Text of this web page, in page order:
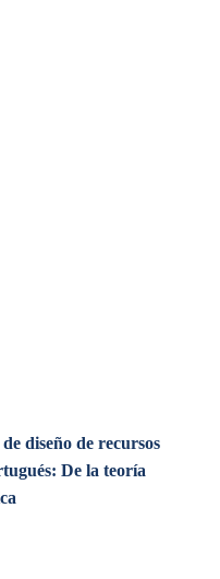
diseño de recursos
De la teoría